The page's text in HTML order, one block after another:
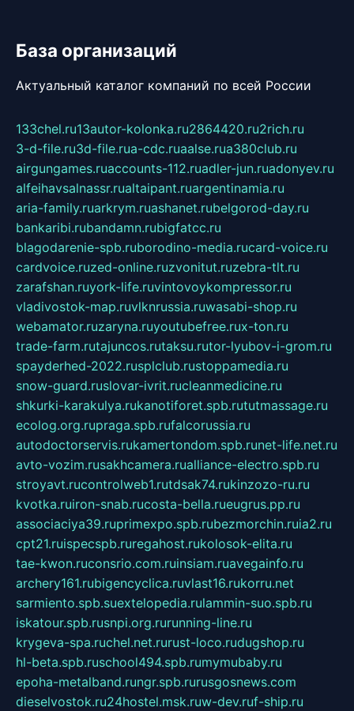
База организаций
Актуальный каталог компаний по всей России
133chel.ru13autor-kolonka.ru2864420.ru2rich.ru
3-d-file.ru3d-file.rua-cdc.ruaalse.rua380club.ru
airgungames.ruaccounts-112.ruadler-jun.ruadonyev.ru
alfeihavsalnassr.rualtaipant.ruargentinamia.ru
aria-family.ruarkrym.ruashanet.rubelgorod-day.ru
bankaribi.rubandamn.rubigfatcc.ru
blagodarenie-spb.ruborodino-media.rucard-voice.ru
cardvoice.ruzed-online.ruzvonitut.ruzebra-tlt.ru
zarafshan.ruyork-life.ruvintovoykompressor.ru
vladivostok-map.ruvlknrussia.ruwasabi-shop.ru
webamator.ruzaryna.ruyoutubefree.rux-ton.ru
trade-farm.rutajuncos.rutaksu.rutor-lyubov-i-grom.ru
spayderhed-2022.rusplclub.rustoppamedia.ru
snow-guard.ruslovar-ivrit.rucleanmedicine.ru
shkurki-karakulya.rukanotiforet.spb.rututmassage.ru
ecolog.org.rupraga.spb.rufalcorussia.ru
autodoctorservis.rukamertondom.spb.runet-life.net.ru
avto-vozim.rusakhcamera.rualliance-electro.spb.ru
stroyavt.rucontrolweb1.rutdsak74.rukinzozo-ru.ru
kvotka.ruiron-snab.rucosta-bella.rueugrus.pp.ru
associaciya39.ruprimexpo.spb.rubezmorchin.ruia2.ru
cpt21.ruispecspb.ruregahost.rukolosok-elita.ru
tae-kwon.ruconsrio.com.ruinsiam.ruavegainfo.ru
archery161.rubigencyclica.ruvlast16.rukorru.net
sarmiento.spb.suextelopedia.rulammin-suo.spb.ru
iskatour.spb.rusnpi.org.rurunning-line.ru
krygeva-spa.ruchel.net.rurust-loco.rudugshop.ru
hl-beta.spb.ruschool494.spb.rumymubaby.ru
epoha-metalband.rungr.spb.rurusgosnews.com
dieselvostok.ru24hostel.msk.ruw-dev.ruf-ship.ru